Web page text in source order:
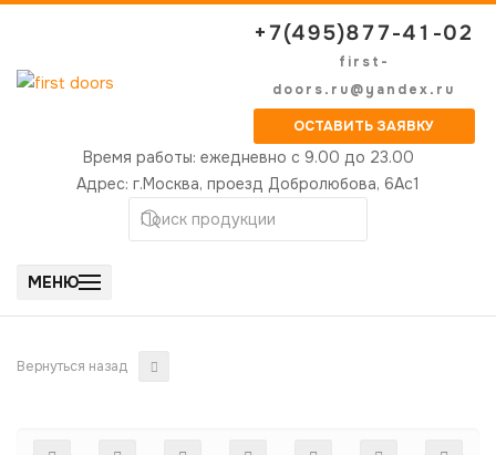
Время работы: ежедневно с 9.00 до 23.00
Адрес: г.Москва, проезд Добролюбова, 6Ас1
+7(495)877-41-02
first-
doors.ru@yandex.ru
ОСТАВИТЬ ЗАЯВКУ
МЕНЮ